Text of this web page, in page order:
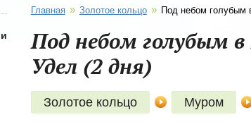
Главная » Золотое кольцо » Под небом голубым
Под небом голубым в
Удел (2 дня)
Золотое кольцо Муром